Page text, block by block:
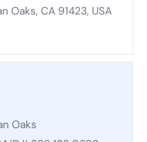
Oaks, CA 91423, USA
Oaks